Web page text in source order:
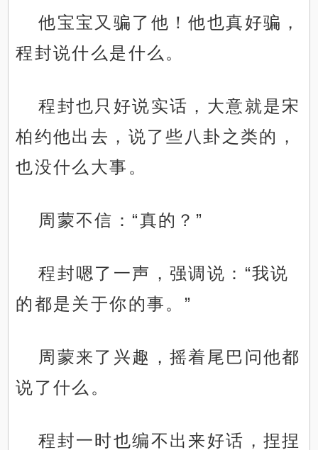
他宝宝又骗了他！他也真好骗，
程封说什么是什么。
程封也只好说实话，大意就是宋
柏约他出去，说了些八卦之类的，
也没什么大事。
周蒙不信：“真的？”
程封嗯了一声，强调说：“我说
的都是关于你的事。”
周蒙来了兴趣，摇着尾巴问他都
说了什么。
程封一时也编不出来好话，捏捏